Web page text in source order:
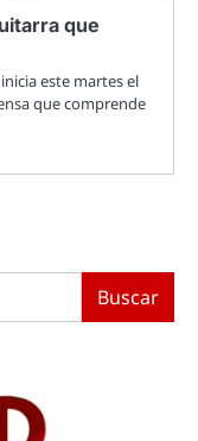
que
este martes el
que comprende
Buscar